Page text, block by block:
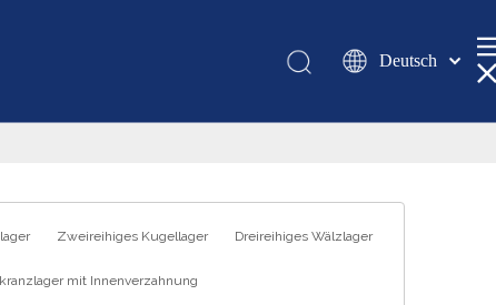
Deutsch
românesc
Zweireihiges Kugellager Dreireihiges Wälzlager
mit Innenverzahnung